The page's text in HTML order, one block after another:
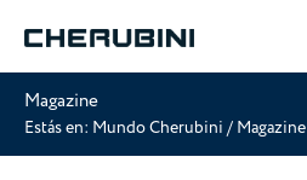
Magazine
Estás en: Mundo Cherubini / Magazine